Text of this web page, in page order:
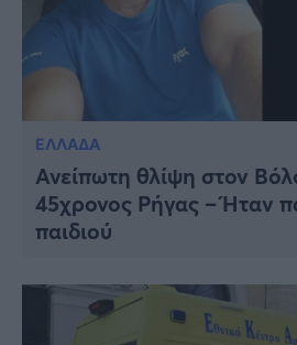
ΕΛΛΑΔΑ
Ανείπωτη θλίψη στον
45χρονος Ρήγας – Ήταν
παιδιού